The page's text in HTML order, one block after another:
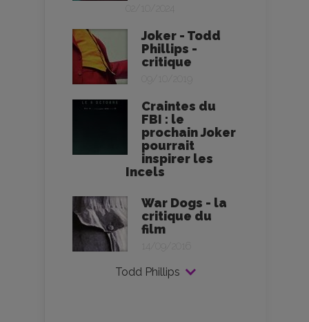
02/10/2024
Joker - Todd
Phillips -
critique
Craintes du
FBI : le
prochain Joker
pourrait
inspirer les
Incels
War Dogs - la
critique du
film
14/09/2016
Todd Phillips